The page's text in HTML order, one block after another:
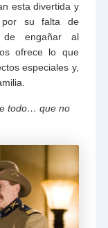
esta divertida y
por su falta de
de engañar al
ofrece lo que
especiales y,
todo… que no